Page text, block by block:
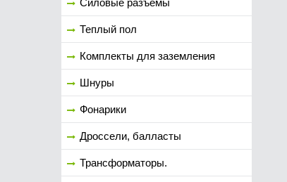
Силовые разъемы
Теплый пол
Комплекты для заземления
Шнуры
Фонарики
Дроссели, балласты
Трансформаторы.